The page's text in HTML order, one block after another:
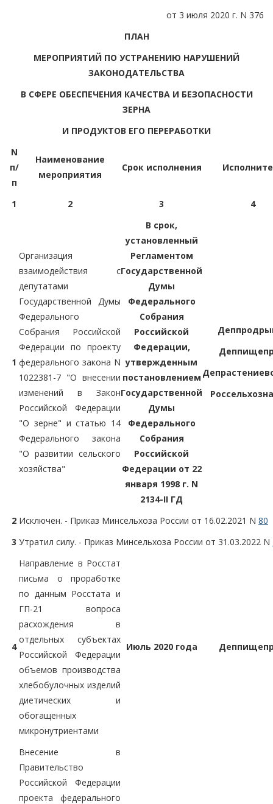
от 3 июля 2020 г. N 376
ПЛАН
МЕРОПРИЯТИЙ ПО УСТРАНЕНИЮ НАРУШЕНИЙ
ЗАКОНОДАТЕЛЬСТВА
В СФЕРЕ ОБЕСПЕЧЕНИЯ КАЧЕСТВА И БЕЗОПАСНОСТИ
ЗЕРНА
И ПРОДУКТОВ ЕГО ПЕРЕРАБОТКИ
N
п/
п
Наименование
мероприятия
Срок исполнения
1 2 3 4
1
Организация
взаимодействия с
депутатами
Государственной Думы
Федерального
Собрания Российской
Федерации по проекту
федерального закона N
1022381-7 "О внесении
изменений в Закон
Российской Федерации
"О зерне" и статью 14
Федерального закона
"О развитии сельского
хозяйства"
В срок,
установленный
Регламентом
Государственной
Думы
Федерального
Собрания
Российской
Федерации,
утвержденным
постановлением
Государственной
Думы
Федерального
Собрания
Российской
Федерации от 22
января 1998 г. N
2134-II ГД
2 Исключен. - Приказ Минсельхоза России от 16.02.2021 N 80
3 Утратил силу. - Приказ Минсельхоза России от 31.03.2022 N
4
Направление в Росстат
письма о проработке
по данным Росстата и
ГП-21 вопроса
расхождения в
отдельных субъектах
Российской Федерации
объемов производства
хлебобулочных изделий
диетических и
обогащенных
микронутриентами
Июль 2020 года
Внесение в
Правительство
Российской Федерации
проекта федерального